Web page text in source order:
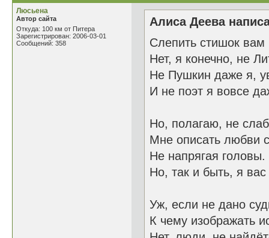
Люсьена
Автор сайта
Откуда: 100 км от Питера
Зарегистрирован: 2006-03-01
Сообщений: 358
Алиса Деева
Слепить стишок
Нет, я конечно, не
Не Пушкин даже я,
И не поэт я вовсе
Но, полагаю, не
Мне описать любви
Не напрягая головы.
Но, так и быть, я
Уж, если не дано
К чему изображать